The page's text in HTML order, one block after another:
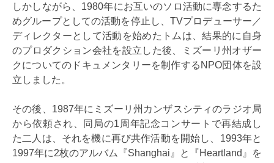
しかしながら、1980年にお互いのソロ活動に専念するた
めグループとしての活動を停止し、TVプロデューサー／
ディレクターとして活動を始めたトムは、結果的に自身
のプロダクション会社を設立した後、ミズーリ州オザー
クについてのドキュメンタリーを制作するNPO団体を設
立しました。
その後、1987年にミズーリ州カンザスシティのラジオ局
から依頼され、同局の1周年記念コンサートで再結成し
た二人は、それを機に再び共作活動を開始し、1993年と
1997年に2枚のアルバム『Shanghai』と『Heartland』を